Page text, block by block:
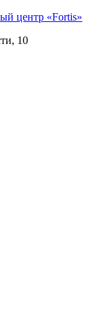
центр «Fortis»
10